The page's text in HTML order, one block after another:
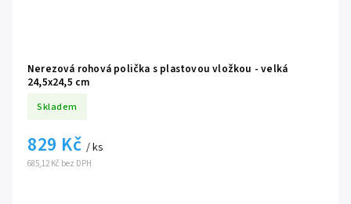
Nerezová rohová polička s plastovou vložkou - velká
24,5x24,5 cm
Skladem
685,12 Kč bez DPH
829 Kč / ks